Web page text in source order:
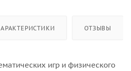
ОТЗЫВЫ
игр и физического